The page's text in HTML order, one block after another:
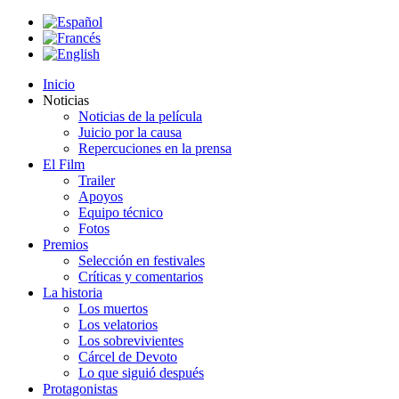
Inicio
Noticias
Noticias de la película
Juicio por la causa
Repercuciones en la prensa
El Film
Trailer
Apoyos
Equipo técnico
Fotos
Premios
Selección en festivales
Críticas y comentarios
La historia
Los muertos
Los velatorios
Los sobrevivientes
Cárcel de Devoto
Lo que siguió después
Protagonistas